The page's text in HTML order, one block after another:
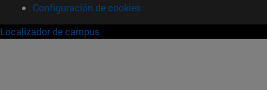
Configuración de cookies
Localizador de campus